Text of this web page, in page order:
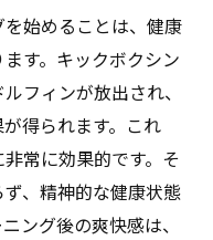
始めることは、健康
す。キックボクシン
フィンが放出され、
得られます。これ
常に効果的です。そ
、精神的な健康状態
ング後の爽快感は、